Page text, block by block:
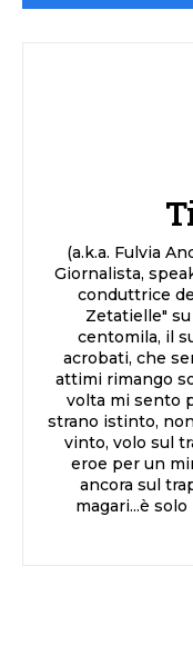
(a.k.a. Fulvia
Giornalista,
conduttrice
Zetatielle"
centomila, il
acrobati, che
attimi rimango
volta mi sento
strano istinto,
vinto, volo sul
eroe per un
ancora sul
magari...è